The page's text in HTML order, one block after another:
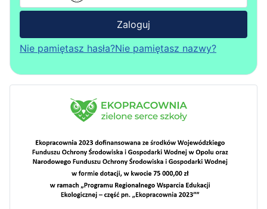
Zaloguj
Nie pamiętasz hasła?Nie pamiętasz nazwy?